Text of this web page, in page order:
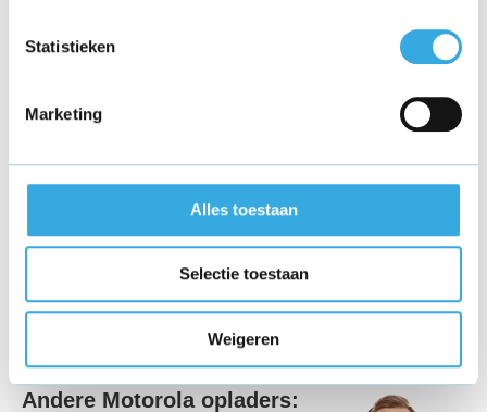
Statistieken
Marketing
Alles toestaan
Selectie toestaan
Weigeren
Online Motorola Moto G8 Plus oplader
bestellen
originele producten en scherpe prijzen! Maar er zijn nog meer
voordelen, want als je vandaag voor 18.00 uur je bestelling hebt
geplaatst, dan heb je je oplader morgen al binnen. Het product
wordt gratis verzonden en de producten zijn allemaal
klantenservice voor je klaar.
Andere Motorola opladers: